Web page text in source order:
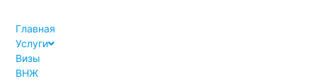
Главная
Услуги
Визы
ВНЖ